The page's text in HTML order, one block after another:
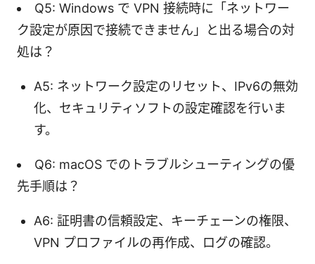
Q5: Windows で VPN 接続時に「ネットワー
ク設定が原因で接続できません」と出る場合の対
処は？
A5: ネットワーク設定のリセット、IPv6の無効
化、セキュリティソフトの設定確認を行いま
す。
Q6: macOS でのトラブルシューティングの優
先手順は？
A6: 証明書の信頼設定、キーチェーンの権限、
VPN プロファイルの再作成、ログの確認。